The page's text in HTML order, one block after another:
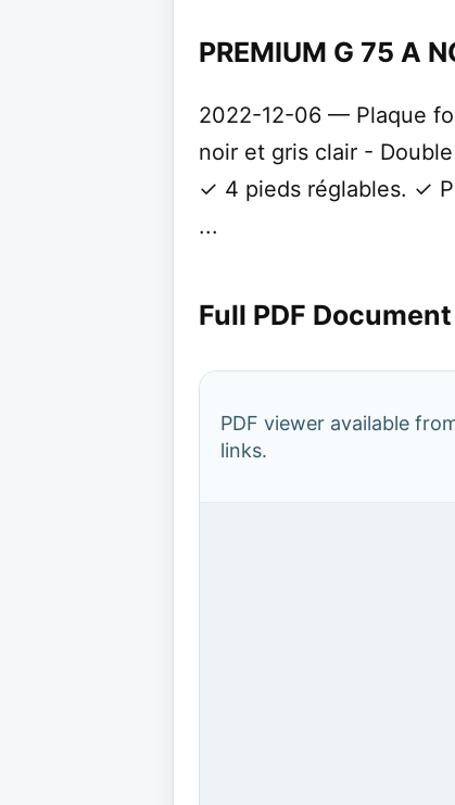
PREMIUM G 75 A
2022-12-06 — Plaque
noir et gris clair -
✓ 4 pieds réglables. ✓
...
Full PDF Document
PDF viewer available
links.